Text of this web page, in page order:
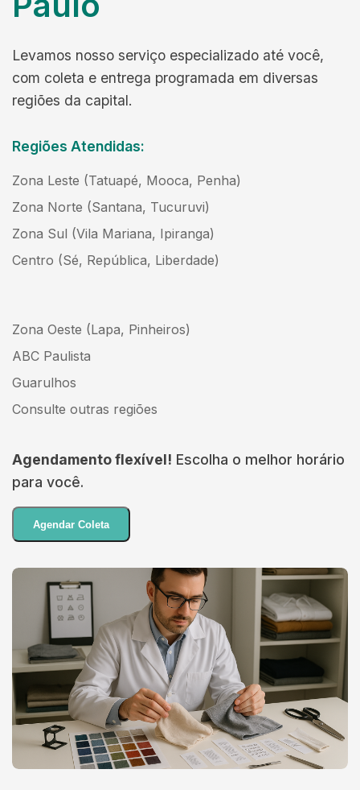
Levamos nosso serviço especializado até você,
com coleta e entrega programada em diversas
regiões da capital.
Regiões Atendidas:
Zona Leste (Tatuapé, Mooca, Penha)
Zona Norte (Santana, Tucuruvi)
Zona Sul (Vila Mariana, Ipiranga)
Centro (Sé, República, Liberdade)
Zona Oeste (Lapa, Pinheiros)
ABC Paulista
Guarulhos
Consulte outras regiões
Agendamento flexível! Escolha o melhor horário
para você.
Agendar Coleta